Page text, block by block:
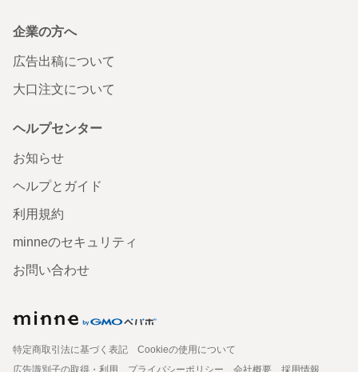
企業の方へ
広告出稿について
大口注文について
ヘルプセンター
お知らせ
ヘルプとガイド
利用規約
minneのセキュリティ
お問い合わせ
特定商取引法に基づく表記
Cookieの使用について
広告識別子の取得・利用
プライバシーポリシー 会社概要
採用情報